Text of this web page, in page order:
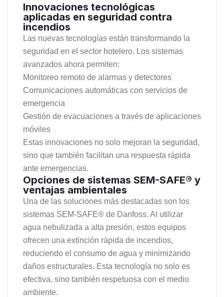
Innovaciones tecnológicas
aplicadas en seguridad contra
incendios
Las nuevas tecnologías están transformando la
seguridad en el sector hotelero. Los sistemas
avanzados ahora permiten:
Monitoreo remoto de alarmas y detectores
Comunicaciones automáticas con servicios de
emergencia
Gestión de evacuaciones a través de aplicaciones
móviles
Estas innovaciones no solo mejoran la seguridad,
sino que también facilitan una respuesta rápida
ante emergencias.
Opciones de sistemas SEM-SAFE® y
ventajas ambientales
Una de las soluciones más destacadas son los
sistemas SEM-SAFE® de Danfoss. Al utilizar
agua nebulizada a alta presión, estos equipos
ofrecen una extinción rápida de incendios,
reduciendo el consumo de agua y minimizando
daños estructurales. Esta tecnología no solo es
efectiva, sino también respetuosa con el medio
ambiente.